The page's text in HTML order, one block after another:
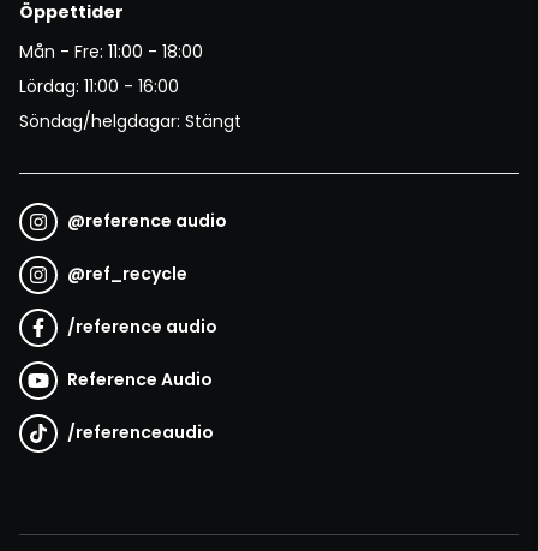
Öppettider
Mån - Fre: 11:00 - 18:00
Lördag: 11:00 - 16:00
Söndag/helgdagar: Stängt
@reference audio
@ref_recycle
/reference audio
Reference Audio
/referenceaudio